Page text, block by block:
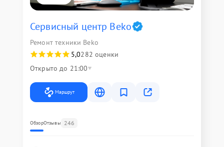
Сервисный центр Beko
Ремонт техники Beko
5,0282 оценки
Открыто до 21:00
Маршрут
ОбзорОтзывы 246